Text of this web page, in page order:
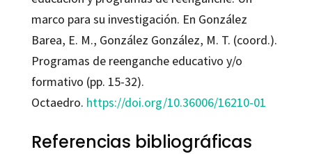
marco para su investigación. En González
Barea, E. M., González González, M. T. (coord.).
Programas de reenganche educativo y/o
formativo (pp. 15-32).
Octaedro. https://doi.org/10.36006/16210-01
Referencias bibliográficas